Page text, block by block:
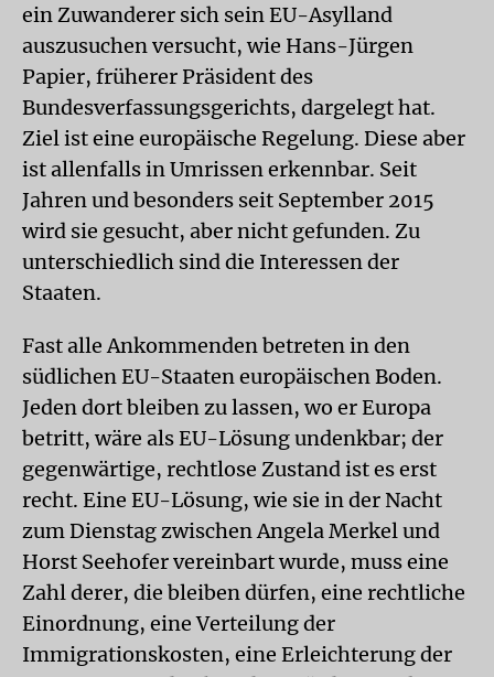
ein Zuwanderer sich sein EU-Asylland
auszusuchen versucht, wie Hans-Jürgen
Papier, früherer Präsident des
Bundesverfassungsgerichts, dargelegt hat.
Ziel ist eine europäische Regelung. Diese aber
ist allenfalls in Umrissen erkennbar. Seit
Jahren und besonders seit September 2015
wird sie gesucht, aber nicht gefunden. Zu
unterschiedlich sind die Interessen der
Staaten.
Fast alle Ankommenden betreten in den
südlichen EU-Staaten europäischen Boden.
Jeden dort bleiben zu lassen, wo er Europa
betritt, wäre als EU-Lösung undenkbar; der
gegenwärtige, rechtlose Zustand ist es erst
recht. Eine EU-Lösung, wie sie in der Nacht
zum Dienstag zwischen Angela Merkel und
Horst Seehofer vereinbart wurde, muss eine
Zahl derer, die bleiben dürfen, eine rechtliche
Einordnung, eine Verteilung der
Immigrationskosten, eine Erleichterung der